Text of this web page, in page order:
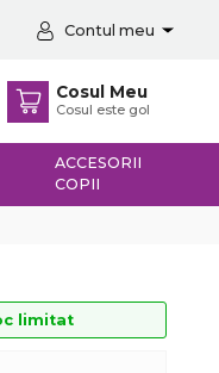
Contul meu
Cosul Meu
Cosul este gol
ACCESORII
COPII
limitat